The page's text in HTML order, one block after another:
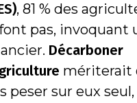
, 81 % des
pas, invoquant
Décarboner
mériterait
peser sur eux